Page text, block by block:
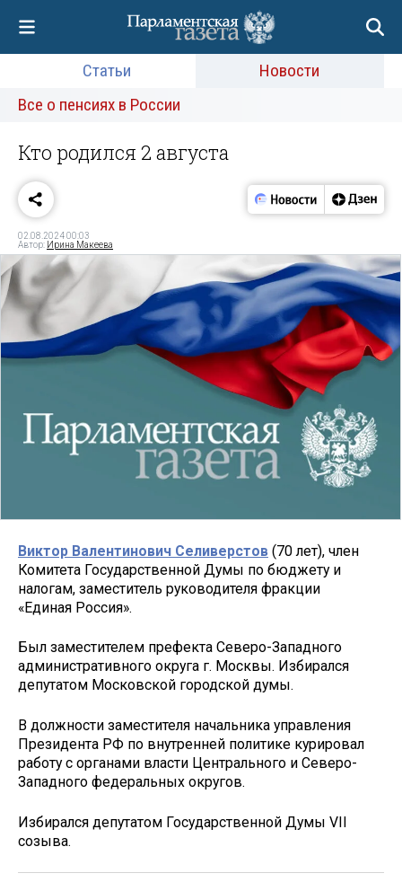
Статьи
Новости
Все о пенсиях в России
Кто родился 2 августа
02.08.2024 00:03
Автор: Ирина Макеева
Виктор Валентинович Селиверстов (70 лет), член
Комитета Государственной Думы по бюджету и
налогам, заместитель руководителя фракции
«Единая Россия».
Был заместителем префекта Северо-Западного
административного округа г. Москвы. Избирался
депутатом Московской городской думы.
В должности заместителя начальника управления
Президента РФ по внутренней политике курировал
работу с органами власти Центрального и Северо-
Западного федеральных округов.
Избирался депутатом Государственной Думы VII
созыва.